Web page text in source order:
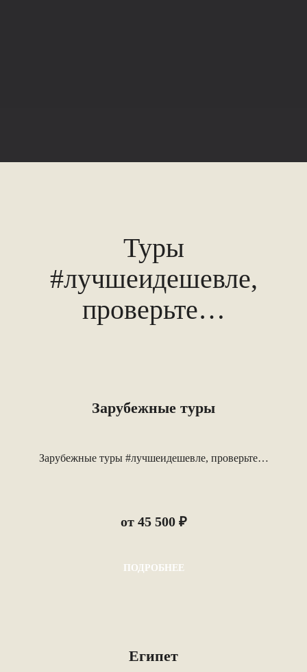
Туры
#лучшеидешевле,
проверьте…
Зарубежные туры
Зарубежные туры #лучшеидешевле, проверьте…
от 45 500 ₽
ПОДРОБНЕЕ
Египет